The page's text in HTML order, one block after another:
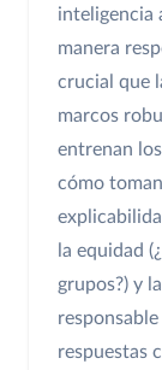
inteligencia
manera
crucial que
marcos
entrenan
cómo
la equidad
grupos?) y
respuestas